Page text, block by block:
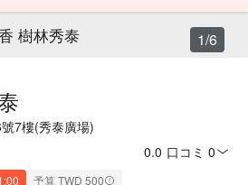
樹林秀泰
7樓(秀泰廣場)
0.0 口コミ 0
予算 TWD 500
1/6